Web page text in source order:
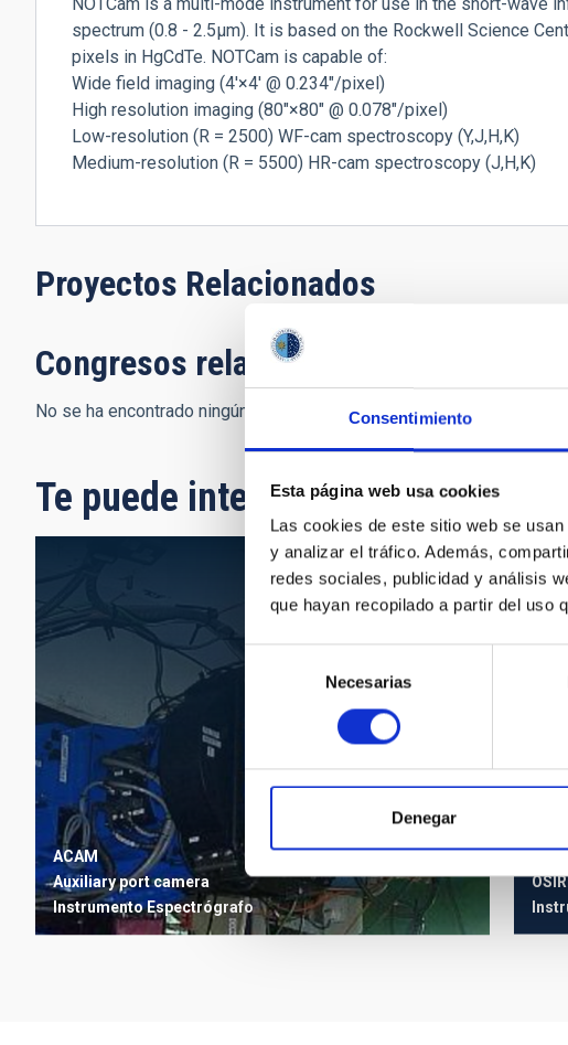
Consentimiento
Esta página web usa cookies
Las cookies de este sitio web se
y analizar el tráfico. Además,
redes sociales, publicidad y análisis
que hayan recopilado a partir del uso
consentimiento
Necesarias
Denegar
spectrum (0.8 - 2.5µm). It is based on the Rockwell Science
pixels in HgCdTe. NOTCam is capable of:
Wide field imaging (4'×4' @ 0.234"/pixel)
High resolution imaging (80"×80" @ 0.078"/pixel)
Low-resolution (R = 2500) WF-cam spectroscopy (Y,J,H,K)
Medium-resolution (R = 5500) HR-cam spectroscopy (J,H,K)
Proyectos Relacionados
Congresos relacionados
No se ha encontrado ningún resultado.
Te puede interesar
ACAM
Auxiliary port camera
InstrumentoEspectrógrafo